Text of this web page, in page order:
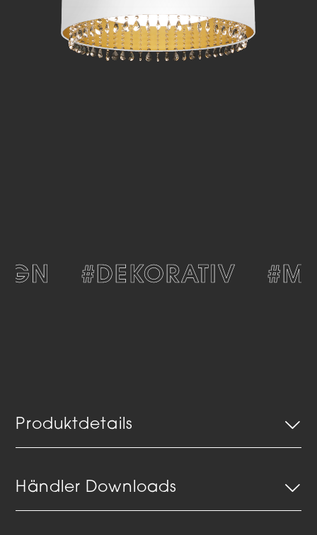
#DEKORATIV
Produktdetails
Händler Downloads